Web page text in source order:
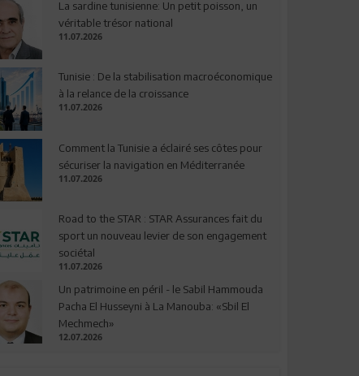
La sardine tunisienne: Un petit poisson, un
véritable trésor national
11.07.2026
Tunisie : De la stabilisation macroéconomique
à la relance de la croissance
11.07.2026
Comment la Tunisie a éclairé ses côtes pour
sécuriser la navigation en Méditerranée
11.07.2026
Road to the STAR : STAR Assurances fait du
sport un nouveau levier de son engagement
sociétal
11.07.2026
Un patrimoine en péril - le Sabil Hammouda
Pacha El Husseyni à La Manouba: «Sbil El
Mechmech»
12.07.2026